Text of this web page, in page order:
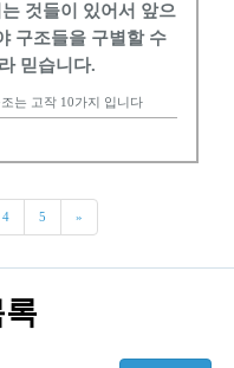
것들이 있어서 앞으
구조들을 구별할 수
믿습니다.
는 고작 10가지 입니다
4 5 »